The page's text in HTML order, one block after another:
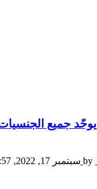
by سبتمبر 17, 2022, 8:57 م